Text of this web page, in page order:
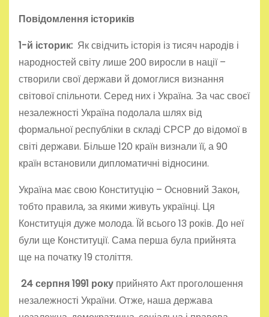
Повідомлення істориків
1-й історик: Як свідчить історія із тисяч народів і
народностей світу лише 200 виросли в нації –
створили свої держави й домоглися визнання
світової спільноти. Серед них і Україна. За час своєї
незалежності Україна подолала шлях від
формальної республіки в складі СРСР до відомої в
світі держави. Більше 120 країн визнали її, а 90
країн встановили дипломатичні відносини.
Україна має свою Конституцію – Основний Закон,
тобто правила, за якими живуть українці. Ця
Конституція дуже молода. Їй всього 13 років. До неї
були ще Конституції. Сама перша була прийнята
ще на початку 19 століття.
24 серпня 1991 року прийнято Акт проголошення
незалежності України. Отже, наша держава